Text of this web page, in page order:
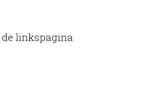
linkspagina